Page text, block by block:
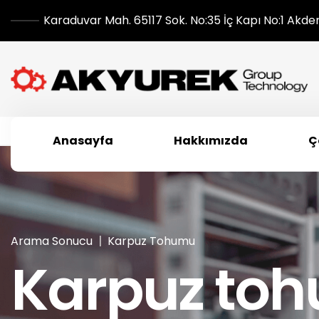
Karaduvar Mah. 65117 Sok. No:35 İç Kapı No:1
Anasayfa Hakkımızda
Arama Sonucu Karpuz Tohumu
Karpuz